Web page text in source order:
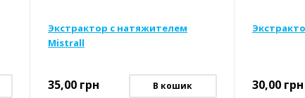
Экстрактор с натяжителем
Mistrall
35,00 грн В кошик 30,00 грн